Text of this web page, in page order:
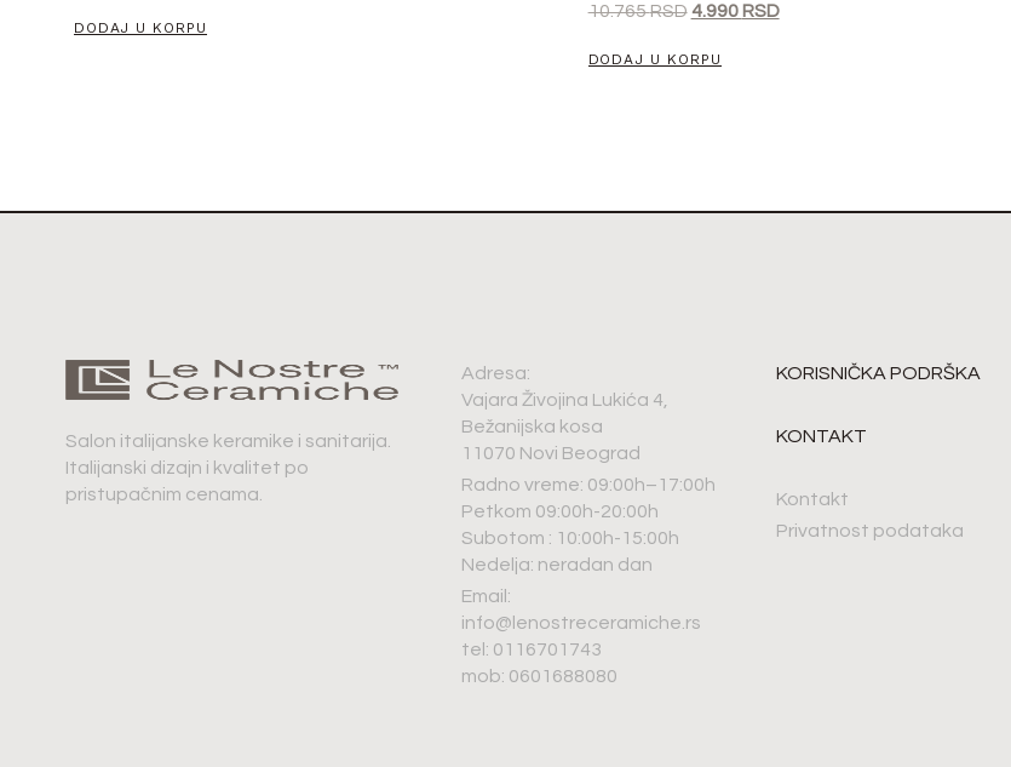
DODAJ U KORPU
10.765RSD 4.990 RSD
DODAJ U KORPU
Salon italijanske keramike i sanitarija.
Italijanski dizajn i kvalitet po
pristupačnim cenama.
Adresa:
Vajara Živojina Lukića 4,
Bežanijska kosa
11070 Novi Beograd
Radno vreme: 09:00h–17:00h
Petkom 09:00h-20:00h
Subotom : 10:00h-15:00h
Nedelja: neradan dan
Email:
info@lenostreceramiche.rs
tel: 0116701743
mob: 0601688080
KORISNIČKA PODRŠKA
KONTAKT
Kontakt
Privatnost podataka